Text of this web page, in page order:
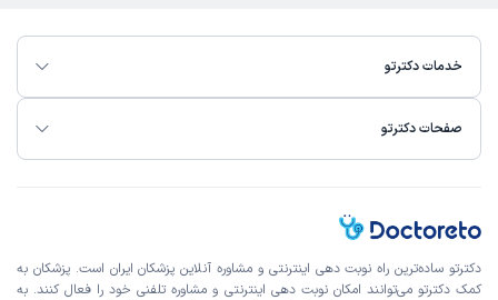
خدمات دکترتو
صفحات دکترتو
دکترتو ساده‌ترین راه نوبت‌ دهی اینترنتی و مشاوره آنلاین پزشکان ایران است. پزشکان به
کمک دکترتو می‌توانند امکان نوبت دهی اینترنتی و مشاوره تلفنی خود را فعال کنند. به